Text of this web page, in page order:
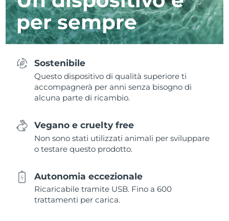
per sempre
Sostenibile
Questo dispositivo di qualità superiore ti
accompagnerà per anni senza bisogno di
alcuna parte di ricambio.
Vegano e cruelty free
Non sono stati utilizzati animali per sviluppare
o testare questo prodotto.
Autonomia eccezionale
Ricaricabile tramite USB. Fino a 600
trattamenti per carica.